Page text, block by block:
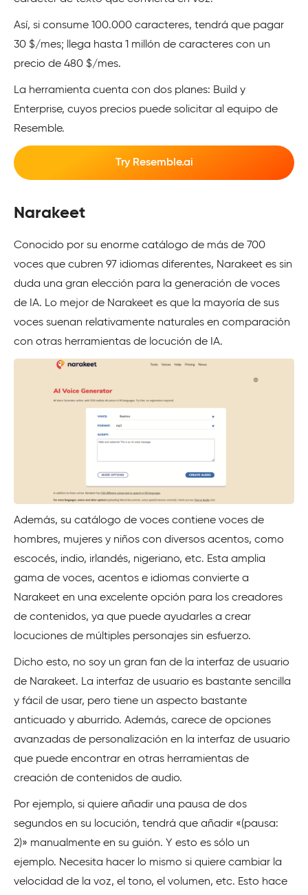
Así, si consume 100.000 caracteres, tendrá que pagar
30 $/mes; llega hasta 1 millón de caracteres con un
precio de 480 $/mes.
La herramienta cuenta con dos planes: Build y
Enterprise, cuyos precios puede solicitar al equipo de
Resemble.
Try Resemble.ai
Narakeet
Conocido por su enorme catálogo de más de 700
voces que cubren 97 idiomas diferentes, Narakeet es sin
duda una gran elección para la generación de voces
de IA. Lo mejor de Narakeet es que la mayoría de sus
voces suenan relativamente naturales en comparación
con otras herramientas de locución de IA.
Además, su catálogo de voces contiene voces de
hombres, mujeres y niños con diversos acentos, como
escocés, indio, irlandés, nigeriano, etc. Esta amplia
gama de voces, acentos e idiomas convierte a
Narakeet en una excelente opción para los creadores
de contenidos, ya que puede ayudarles a crear
locuciones de múltiples personajes sin esfuerzo.
Dicho esto, no soy un gran fan de la interfaz de usuario
de Narakeet. La interfaz de usuario es bastante sencilla
y fácil de usar, pero tiene un aspecto bastante
anticuado y aburrido. Además, carece de opciones
avanzadas de personalización en la interfaz de usuario
que puede encontrar en otras herramientas de
creación de contenidos de audio.
Por ejemplo, si quiere añadir una pausa de dos
segundos en su locución, tendrá que añadir «(pausa:
2)» manualmente en su guión. Y esto es sólo un
ejemplo. Necesita hacer lo mismo si quiere cambiar la
velocidad de la voz, el tono, el volumen, etc. Esto hace